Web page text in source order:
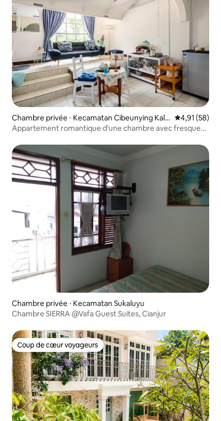
Chambre privée ⋅ Kecamatan Cibeunying Kale
r
Évaluation
4,91 (58)
Appartement romantique d'une chambre avec fresque
Chambre privée ⋅ Kecamatan Sukaluyu
Chambre SIERRA @Vafa Guest Suites, Cianjur
Coup de cœur voyageurs
Coup de cœur voyageurs